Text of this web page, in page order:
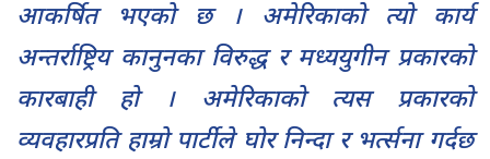
आकर्षित भएको छ । अमेरिकाको त्यो कार्य
अन्तर्राष्ट्रिय कानुनका विरुद्ध र मध्ययुगीन प्रकारको
कारबाही हो । अमेरिकाको त्यस प्रकारको
व्यवहारप्रति हाम्रो पार्टीले घोर निन्दा र भर्त्सना गर्दछ